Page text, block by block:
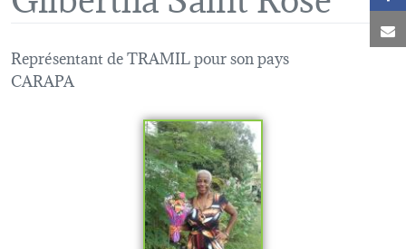
Représentant de TRAMIL pour son pays
CARAPA